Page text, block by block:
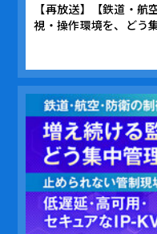
【再放送】【鉄道・
視・操作環境を、どう